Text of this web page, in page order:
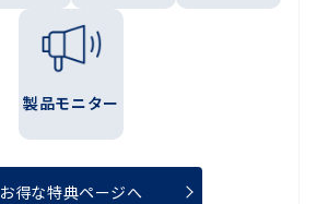
製品モニター
お得な特典ページへ